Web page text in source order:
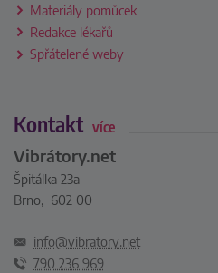
Materiály pomůcek
Redakce lékařů
Spřátelené weby
Kontakt více
Vibrátory.net
Špitálka 23a
Brno, 602 00
info@vibratory.net
790 236 969